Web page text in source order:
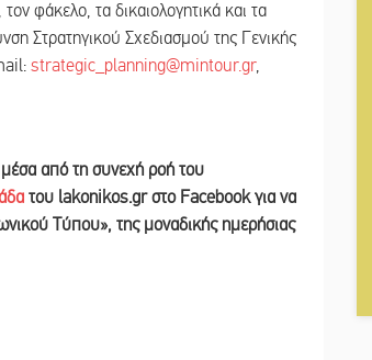
φάκελο, τα δικαιολογητικά και τα
Στρατηγικού Σχεδιασμού της Γενικής
strategic_planning@mintour.gr,
από τη συνεχή ροή του
του lakonikos.gr στο Facebook για να
Τύπου», της μοναδικής ημερήσιας